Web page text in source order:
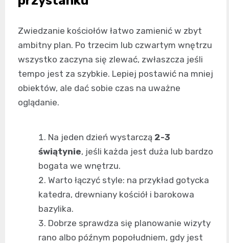
Zwiedzanie kościołów łatwo zamienić w zbyt
ambitny plan. Po trzecim lub czwartym wnętrzu
wszystko zaczyna się zlewać, zwłaszcza jeśli
tempo jest za szybkie. Lepiej postawić na mniej
obiektów, ale dać sobie czas na uważne
oglądanie.
Na jeden dzień wystarczą 2-3
świątynie, jeśli każda jest duża lub bardzo
bogata we wnętrzu.
Warto łączyć style: na przykład gotycka
katedra, drewniany kościół i barokowa
bazylika.
Dobrze sprawdza się planowanie wizyty
rano albo późnym popołudniem, gdy jest